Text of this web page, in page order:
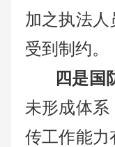
加之执法
受到制约。
四是国
未形成体
传工作能力